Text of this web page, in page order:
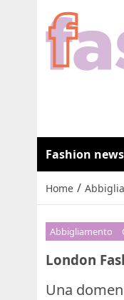
Fashion news
Home /
Abbigliamento
London
Una